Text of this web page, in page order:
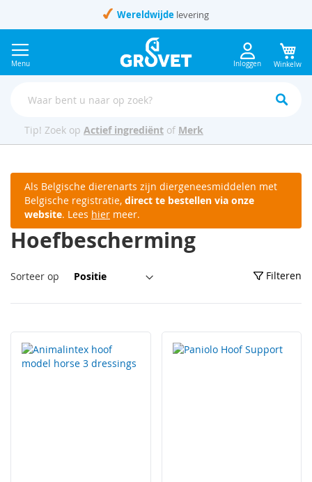
de
inhoud
Wereldwijde levering
Menu Inloggen
Tip! Zoek op Actief ingrediënt of Merk
Als Belgische dierenarts zijn diergeneesmiddelen met
Belgische registratie, direct te bestellen via onze
website. Lees hier meer.
Hoefbescherming
Sorteer op
naar
sorteren
Filteren